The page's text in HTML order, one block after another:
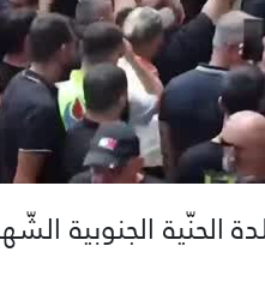
الحنّية الجنوبية